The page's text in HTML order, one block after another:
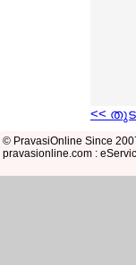
<<
© PravasiOnline Since
pravasionline.com :